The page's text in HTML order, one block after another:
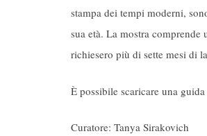
stampa dei tempi moderni,
sua età. La mostra comprende
richiesero più di sette mesi di
È possibile scaricare una
Curatore: Tanya Sirakovich